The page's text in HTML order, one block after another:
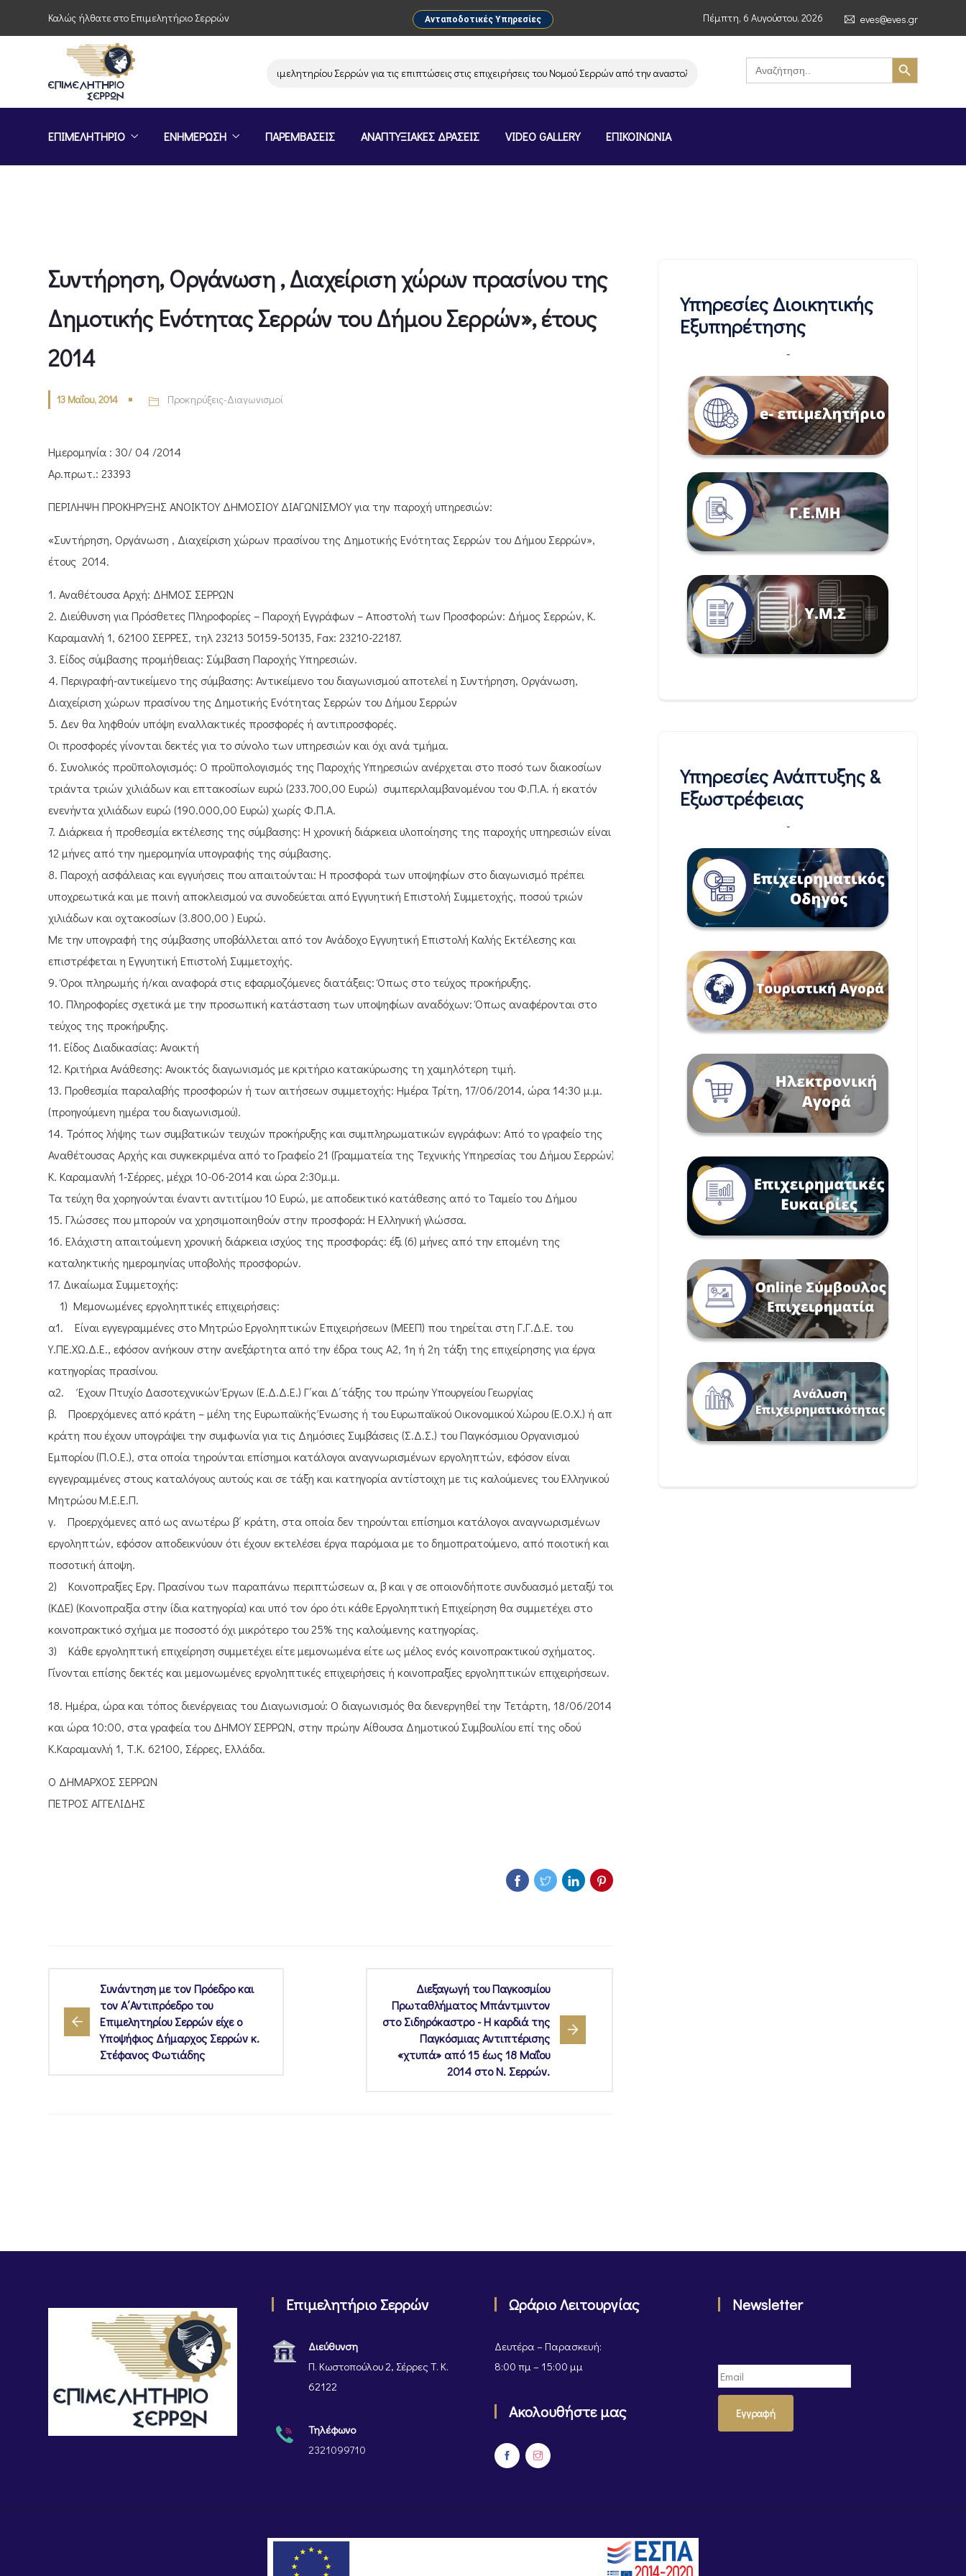
Καλώς ήλθατε στο Επιμελητήριο Σερρών Ανταποδοτικές Υπηρεσίες Πέμπτη, 6 Αυγούστου, 2026 eves@eves.gr
Παρέμβαση του Επιμελητηρίου Σερρών για τις επιπτώσεις στις επιχειρήσεις του Νομού Σερρών από την αναστολή λειτουργίας της αλυσίδας σούπερ μάρκετ MERE στην Ελλάδα –
Search
for:
Search Button
ΕΠΙΜΕΛΗΤΗΡΙΟ ΕΝΗΜΕΡΩΣΗ ΠΑΡΕΜΒΑΣΕΙΣ ΑΝΑΠΤΥΞΙΑΚΕΣ ΔΡΑΣΕΙΣ VIDEO GALLERY ΕΠΙΚΟΙΝΩΝΙΑ
Συντήρηση, Οργάνωση , Διαχείριση χώρων πρασίνου της
Δημοτικής Ενότητας Σερρών του Δήμου Σερρών», έτους
2014
13 Μαΐου, 2014 Προκηρύξεις-Διαγωνισμοί
Ημερομηνία : 30/ 04 /2014
Αρ.πρωτ.: 23393
ΠΕΡΙΛΗΨΗ ΠΡΟΚΗΡΥΞΗΣ ΑΝΟΙΚΤΟΥ ΔΗΜΟΣΙΟΥ ΔΙΑΓΩΝΙΣΜΟΥ για την παροχή υπηρεσιών:
«Συντήρηση, Οργάνωση , Διαχείριση χώρων πρασίνου της Δημοτικής Ενότητας Σερρών του Δήμου Σερρών»,
έτους 2014.
1. Αναθέτουσα Αρχή: ΔΗΜΟΣ ΣΕΡΡΩΝ
2. Διεύθυνση για Πρόσθετες Πληροφορίες – Παροχή Εγγράφων – Αποστολή των Προσφορών: Δήμος Σερρών, Κ.
Καραμανλή 1, 62100 ΣΕΡΡΕΣ, τηλ 23213 50159-50135, Fax: 23210-22187.
3. Είδος σύμβασης προμήθειας: Σύμβαση Παροχής Υπηρεσιών.
4. Περιγραφή-αντικείμενο της σύμβασης: Αντικείμενο του διαγωνισμού αποτελεί η Συντήρηση, Οργάνωση,
Διαχείριση χώρων πρασίνου της Δημοτικής Ενότητας Σερρών του Δήμου Σερρών
5. Δεν θα ληφθούν υπόψη εναλλακτικές προσφορές ή αντιπροσφορές.
Οι προσφορές γίνονται δεκτές για το σύνολο των υπηρεσιών και όχι ανά τμήμα.
6. Συνολικός προϋπολογισμός: Ο προϋπολογισμός της Παροχής Υπηρεσιών ανέρχεται στο ποσό των διακοσίων
τριάντα τριών χιλιάδων και επτακοσίων ευρώ (233.700,00 Ευρώ) συμπεριλαμβανομένου του Φ.Π.Α. ή εκατόν
ενενήντα χιλιάδων ευρώ (190.000,00 Ευρώ) χωρίς Φ.Π.Α.
7. Διάρκεια ή προθεσμία εκτέλεσης της σύμβασης: Η χρονική διάρκεια υλοποίησης της παροχής υπηρεσιών είναι
12 μήνες από την ημερομηνία υπογραφής της σύμβασης.
8. Παροχή ασφάλειας και εγγυήσεις που απαιτούνται: Η προσφορά των υποψηφίων στο διαγωνισμό πρέπει
υποχρεωτικά και με ποινή αποκλεισμού να συνοδεύεται από Εγγυητική Επιστολή Συμμετοχής, ποσού τριών
χιλιάδων και οχτακοσίων (3.800,00 ) Ευρώ.
Με την υπογραφή της σύμβασης υποβάλλεται από τον Ανάδοχο Εγγυητική Επιστολή Καλής Εκτέλεσης και
επιστρέφεται η Εγγυητική Επιστολή Συμμετοχής.
9. Όροι πληρωμής ή/και αναφορά στις εφαρμοζόμενες διατάξεις: Όπως στο τεύχος προκήρυξης.
10. Πληροφορίες σχετικά με την προσωπική κατάσταση των υποψηφίων αναδόχων: Όπως αναφέρονται στο
τεύχος της προκήρυξης.
11. Είδος Διαδικασίας: Ανοικτή
12. Κριτήρια Ανάθεσης: Ανοικτός διαγωνισμός με κριτήριο κατακύρωσης τη χαμηλότερη τιμή.
13. Προθεσμία παραλαβής προσφορών ή των αιτήσεων συμμετοχής: Ημέρα Τρίτη, 17/06/2014, ώρα 14:30 μ.μ.
(προηγούμενη ημέρα του διαγωνισμού).
14. Τρόπος λήψης των συμβατικών τευχών προκήρυξης και συμπληρωματικών εγγράφων: Από το γραφείο της
Αναθέτουσας Αρχής και συγκεκριμένα από το Γραφείο 21 (Γραμματεία της Τεχνικής Υπηρεσίας του Δήμου Σερρών),
Κ. Καραμανλή 1-Σέρρες, μέχρι 10-06-2014 και ώρα 2:30μ.μ.
Τα τεύχη θα χορηγούνται έναντι αντιτίμου 10 Ευρώ, με αποδεικτικό κατάθεσης από το Ταμείο του Δήμου
15. Γλώσσες που μπορούν να χρησιμοποιηθούν στην προσφορά: Η Ελληνική γλώσσα.
16. Ελάχιστη απαιτούμενη χρονική διάρκεια ισχύος της προσφοράς: έξι (6) μήνες από την επομένη της
καταληκτικής ημερομηνίας υποβολής προσφορών.
17. Δικαίωμα Συμμετοχής:
1) Μεμονωμένες εργοληπτικές επιχειρήσεις:
α1. Είναι εγγεγραμμένες στο Μητρώο Εργοληπτικών Επιχειρήσεων (ΜΕΕΠ) που τηρείται στη Γ.Γ.Δ.Ε. του
Υ.ΠΕ.ΧΩ.Δ.Ε., εφόσον ανήκουν στην ανεξάρτητα από την έδρα τους Α2, 1η ή 2η τάξη της επιχείρησης για έργα
κατηγορίας πρασίνου.
α2. Έχουν Πτυχίο Δασοτεχνικών Έργων (Ε.Δ.Δ.Ε.) Γ΄και Δ΄τάξης του πρώην Υπουργείου Γεωργίας
β. Προερχόμενες από κράτη – μέλη της Ευρωπαϊκής Ένωσης ή του Ευρωπαϊκού Οικονομικού Χώρου (Ε.Ο.Χ.) ή από
κράτη που έχουν υπογράψει την συμφωνία για τις Δημόσιες Συμβάσεις (Σ.Δ.Σ.) του Παγκόσμιου Οργανισμού
Εμπορίου (Π.Ο.Ε.), στα οποία τηρούνται επίσημοι κατάλογοι αναγνωρισμένων εργοληπτών, εφόσον είναι
εγγεγραμμένες στους καταλόγους αυτούς και σε τάξη και κατηγορία αντίστοιχη με τις καλούμενες του Ελληνικού
Μητρώου Μ.Ε.Ε.Π.
γ. Προερχόμενες από ως ανωτέρω β΄ κράτη, στα οποία δεν τηρούνται επίσημοι κατάλογοι αναγνωρισμένων
εργοληπτών, εφόσον αποδεικνύουν ότι έχουν εκτελέσει έργα παρόμοια με το δημοπρατούμενο, από ποιοτική και
ποσοτική άποψη.
2) Κοινοπραξίες Εργ. Πρασίνου των παραπάνω περιπτώσεων α, β και γ σε οποιονδήποτε συνδυασμό μεταξύ τους,
(ΚΔΕ) (Κοινοπραξία στην ίδια κατηγορία) και υπό τον όρο ότι κάθε Εργοληπτική Επιχείρηση θα συμμετέχει στο
κοινοπρακτικό σχήμα με ποσοστό όχι μικρότερο του 25% της καλούμενης κατηγορίας.
3) Κάθε εργοληπτική επιχείρηση συμμετέχει είτε μεμονωμένα είτε ως μέλος ενός κοινοπρακτικού σχήματος.
Γίνονται επίσης δεκτές και μεμονωμένες εργοληπτικές επιχειρήσεις ή κοινοπραξίες εργοληπτικών επιχειρήσεων.
18. Ημέρα, ώρα και τόπος διενέργειας του Διαγωνισμού: Ο διαγωνισμός θα διενεργηθεί την Τετάρτη, 18/06/2014
και ώρα 10:00, στα γραφεία του ΔΗΜΟΥ ΣΕΡΡΩΝ, στην πρώην Αίθουσα Δημοτικού Συμβουλίου επί της οδού
Κ.Καραμανλή 1, Τ.Κ. 62100, Σέρρες, Ελλάδα.
Ο ΔΗΜΑΡΧΟΣ ΣΕΡΡΩΝ
ΠΕΤΡΟΣ ΑΓΓΕΛΙΔΗΣ
Συνάντηση με τον Πρόεδρο και
τον Α΄Αντιπρόεδρο του
Επιμελητηρίου Σερρών είχε ο
Υποψήφιος Δήμαρχος Σερρών κ.
Στέφανος Φωτιάδης
Διεξαγωγή του Παγκοσμίου
Πρωταθλήματος Μπάντμιντον
στο Σιδηρόκαστρο - Η καρδιά της
Παγκόσμιας Αντιπτέρισης
«χτυπά» από 15 έως 18 Μαΐου
2014 στο Ν. Σερρών.
Υπηρεσίες Διοικητικής
Εξυπηρέτησης
-
Υπηρεσίες Ανάπτυξης &
Εξωστρέφειας
-
Επιμελητήριο Σερρών
Διεύθυνση
Π. Κωστοπούλου 2, Σέρρες Τ. Κ.
62122
Τηλέφωνο
2321099710
Ωράριο Λειτουργίας
Δευτέρα – Παρασκευή:
8:00 πμ – 15:00 μμ
Ακολουθήστε μας
Newsletter
Εγγραφή